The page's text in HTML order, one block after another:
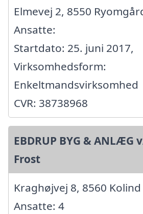
Elmevej 2, 8550
Ansatte:
Startdato: 25. juni 2017,
Virksomhedsform:
Enkeltmandsvirksomhed
CVR: 38738968
EBDRUP BYG & ANLÆG
Frost
Kraghøjvej 8, 8560 Kolind
Ansatte: 4